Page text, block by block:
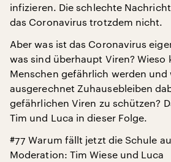
infizieren. Die schlechte
das Coronavirus trotzdem nicht.
Aber was ist das Coronavirus
was sind überhaupt Viren? Wieso
Menschen gefährlich werden und
ausgerechnet Zuhausebleiben
gefährlichen Viren zu schützen?
Tim und Luca in dieser Folge.
#77 Warum fällt jetzt die Schule
Moderation: Tim Wiese und Luca